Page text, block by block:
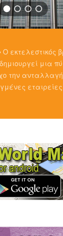
Ο εκτελεστικός
μια
την